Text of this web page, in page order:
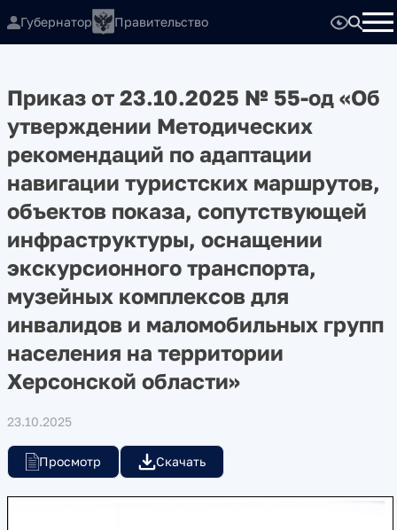
Губернатор Правительство
Приказ от 23.10.2025 № 55-од «Об
утверждении Методических
рекомендаций по адаптации
навигации туристских маршрутов,
объектов показа, сопутствующей
инфраструктуры, оснащении
экскурсионного транспорта,
музейных комплексов для
инвалидов и маломобильных групп
населения на территории
Херсонской области»
23.10.2025
Просмотр Скачать